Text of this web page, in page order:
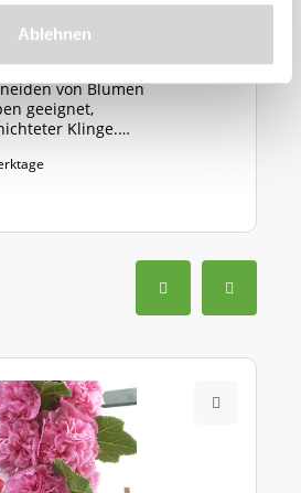
Ablehnen
"Classic" (Art.Nr.
von Blumen
geeignet,
Klinge.